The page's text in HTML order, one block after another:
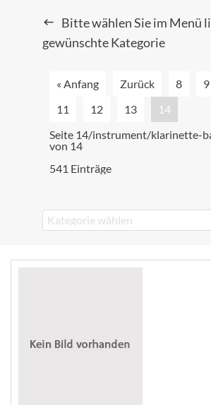
Bitte wählen Sie im Menü
gewünschte Kategorie
« Anfang Zurück 8 9
11
12 13
14
Seite 14/instrument/klarinette-
von 14
541 Einträge
Kategorie wählen